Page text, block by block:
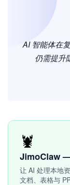
AI 智能体在
仍需提升
🦞
JimoClaw
让 AI 处理本地
文档、表格与